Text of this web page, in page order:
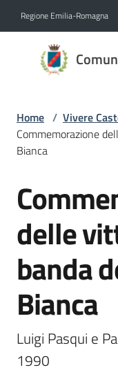
Regione Emilia-Romagna
Comune
di Castel
D'ARGENTO
AL MERITO
Amministrazione
Servizi
Castel
Maggiore
Home / Vivere
Commemorazione
Bianca
Salta al contenuto
delle
banda
Bianca
Luigi Pasqui e
1990